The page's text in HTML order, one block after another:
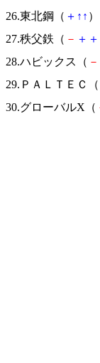
26.東北鋼（ ＋ ↑ ↑
27.秩父鉄（ － ＋ ＋
28.ハビックス（ －
29.ＰＡＬＴＥＣ（
30.グローバルX（